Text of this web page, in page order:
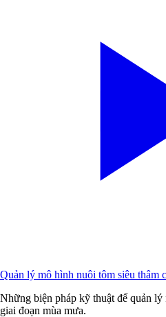
Quản lý mô hình nuôi tôm siêu thâm
Những biện pháp kỹ thuật để quản
giai đoạn mùa mưa.